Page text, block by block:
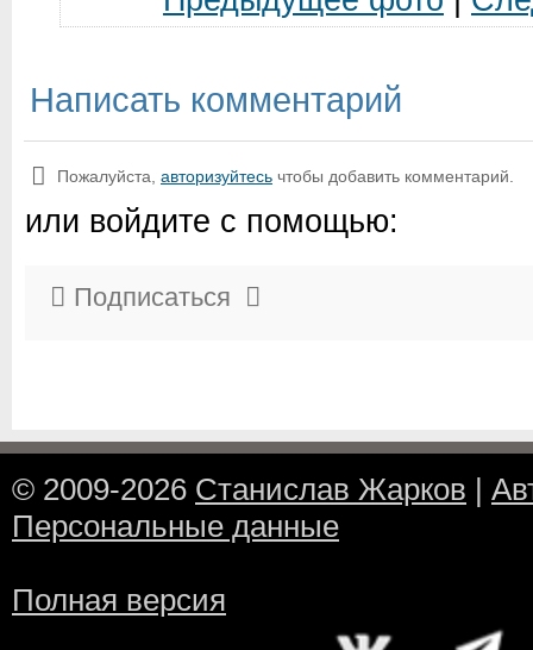
Написать комментарий
Пожалуйста, авторизуйтесь чтобы добавить комментарий.
или войдите с помощью:
Подписаться
© 2009-2026 Станислав Жарков |
Персональные данные
Полная версия